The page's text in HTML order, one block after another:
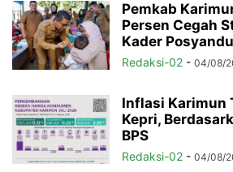
Pemkab
Persen Cegah
Kader Posyandu
Redaksi-02 - 04/08/
Inflasi Karimun
Kepri,
BPS
Redaksi-02 - 04/08/